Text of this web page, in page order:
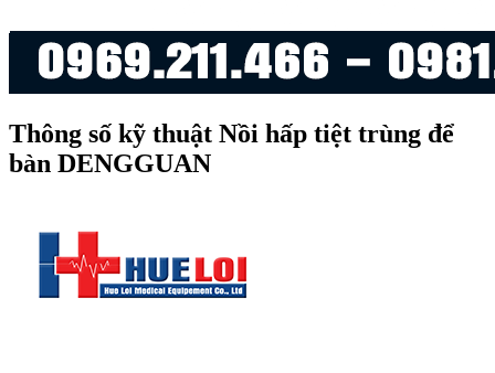
Thông số kỹ thuật Nồi hấp tiệt trùng để
bàn DENGGUAN